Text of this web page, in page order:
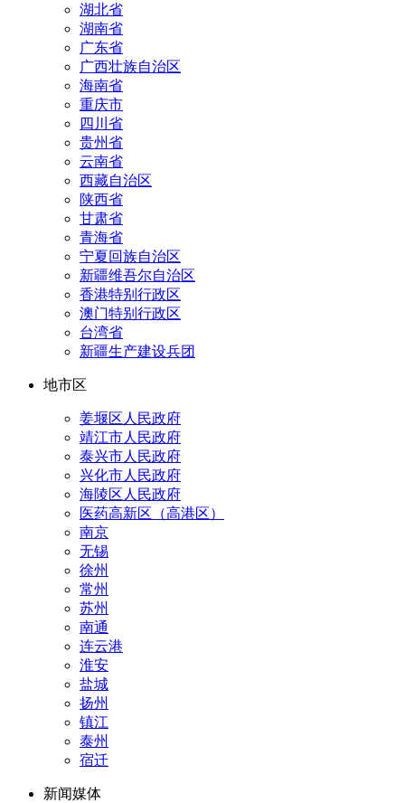
湖北省
湖南省
广东省
广西壮族自治区
海南省
重庆市
四川省
贵州省
云南省
西藏自治区
陕西省
甘肃省
青海省
宁夏回族自治区
新疆维吾尔自治区
香港特别行政区
澳门特别行政区
台湾省
新疆生产建设兵团
地市区
姜堰区人民政府
靖江市人民政府
泰兴市人民政府
兴化市人民政府
海陵区人民政府
医药高新区（高港区）
南京
无锡
徐州
常州
苏州
南通
连云港
淮安
盐城
扬州
镇江
泰州
宿迁
新闻媒体